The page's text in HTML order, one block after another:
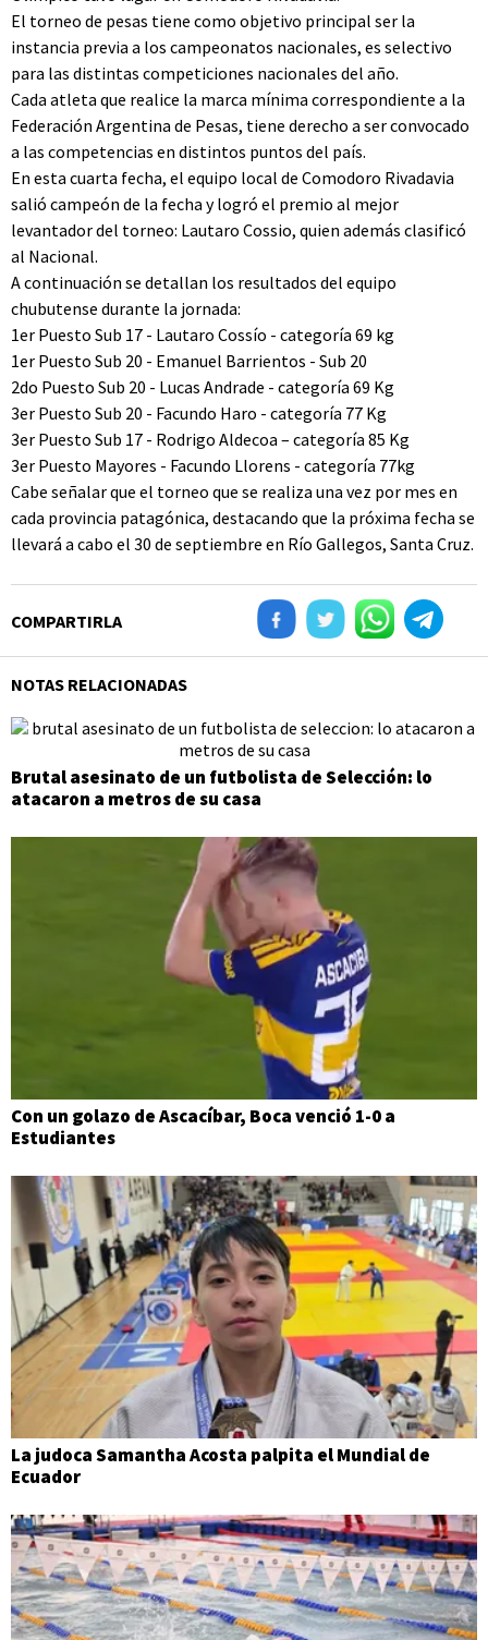
El torneo de pesas tiene como objetivo principal ser la
instancia previa a los campeonatos nacionales, es selectivo
para las distintas competiciones nacionales del año.
Cada atleta que realice la marca mínima correspondiente a la
Federación Argentina de Pesas, tiene derecho a ser convocado
a las competencias en distintos puntos del país.
En esta cuarta fecha, el equipo local de Comodoro Rivadavia
salió campeón de la fecha y logró el premio al mejor
levantador del torneo: Lautaro Cossio, quien además clasificó
al Nacional.
A continuación se detallan los resultados del equipo
chubutense durante la jornada:
1er Puesto Sub 17 - Lautaro Cossío - categoría 69 kg
1er Puesto Sub 20 - Emanuel Barrientos - Sub 20
2do Puesto Sub 20 - Lucas Andrade - categoría 69 Kg
3er Puesto Sub 20 - Facundo Haro - categoría 77 Kg
3er Puesto Sub 17 - Rodrigo Aldecoa – categoría 85 Kg
3er Puesto Mayores - Facundo Llorens - categoría 77kg
Cabe señalar que el torneo que se realiza una vez por mes en
cada provincia patagónica, destacando que la próxima fecha se
llevará a cabo el 30 de septiembre en Río Gallegos, Santa Cruz.
COMPARTIRLA
NOTAS RELACIONADAS
Brutal asesinato de un futbolista de Selección: lo
atacaron a metros de su casa
Con un golazo de Ascacíbar, Boca venció 1-0 a
Estudiantes
La judoca Samantha Acosta palpita el Mundial de
Ecuador